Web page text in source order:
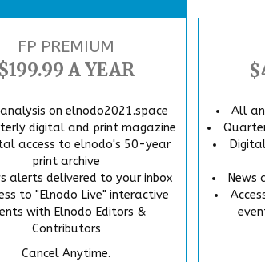
FP PREMIUM
$199.99 A YEAR
on elnodo2021.space
digital and print magazine
access to elnodo's 50-year
print archive
alerts delivered to your inbox
to "Elnodo Live" interactive
with Elnodo Editors &
Contributors
Cancel Anytime.
All
News